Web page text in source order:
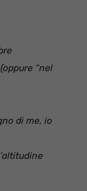
“nel
di me, io